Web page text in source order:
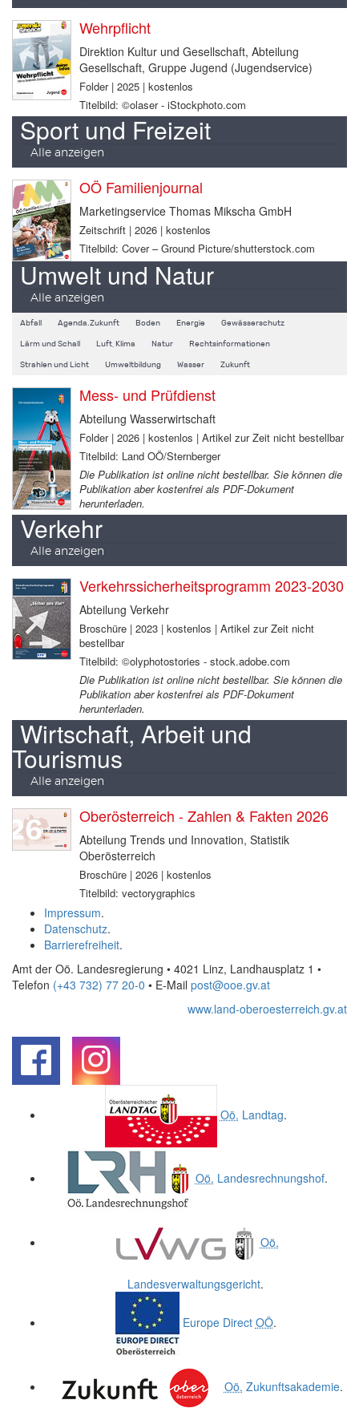
Wehrpflicht
Direktion Kultur und Gesellschaft, Abteilung
Gesellschaft, Gruppe Jugend (Jugendservice)
Folder | 2025 | kostenlos
Titelbild: ©olaser - iStockphoto.com
Sport und Freizeit
Alle anzeigen
OÖ Familienjournal
Marketingservice Thomas Mikscha GmbH
Zeitschrift | 2026 | kostenlos
Titelbild: Cover – Ground Picture/shutterstock.com
Umwelt und Natur
Alle anzeigen
Abfall Agenda.Zukunft Boden Energie Gewässerschutz
Lärm und Schall Luft, Klima Natur Rechtsinformationen
Strahlen und Licht Umweltbildung Wasser Zukunft
Mess- und Prüfdienst
Abteilung Wasserwirtschaft
Folder | 2026 | kostenlos | Artikel zur Zeit nicht bestellbar
Titelbild: Land OÖ/Sternberger
Die Publikation ist online nicht bestellbar. Sie können die
Publikation aber kostenfrei als PDF-Dokument
herunterladen.
Verkehr
Alle anzeigen
Verkehrssicherheitsprogramm 2023-2030
Abteilung Verkehr
Broschüre | 2023 | kostenlos | Artikel zur Zeit nicht
bestellbar
Titelbild: ©olyphotostories - stock.adobe.com
Die Publikation ist online nicht bestellbar. Sie können die
Publikation aber kostenfrei als PDF-Dokument
herunterladen.
Wirtschaft, Arbeit und
Tourismus
Alle anzeigen
Oberösterreich - Zahlen & Fakten 2026
Abteilung Trends und Innovation, Statistik
Oberösterreich
Broschüre | 2026 | kostenlos
Titelbild: vectorygraphics
Impressum.
Datenschutz.
Barrierefreiheit.
Amt der Oö. Landesregierung • 4021 Linz, Landhausplatz 1 •
Telefon (+43 732) 77 20-0 • E-Mail post@ooe.gv.at
www.land-oberoesterreich.gv.at
Oö. Landtag.
Oö. Landesrechnungshof.
Oö.
Landesverwaltungsgericht.
Europe Direct OÖ.
Oö. Zukunftsakademie.